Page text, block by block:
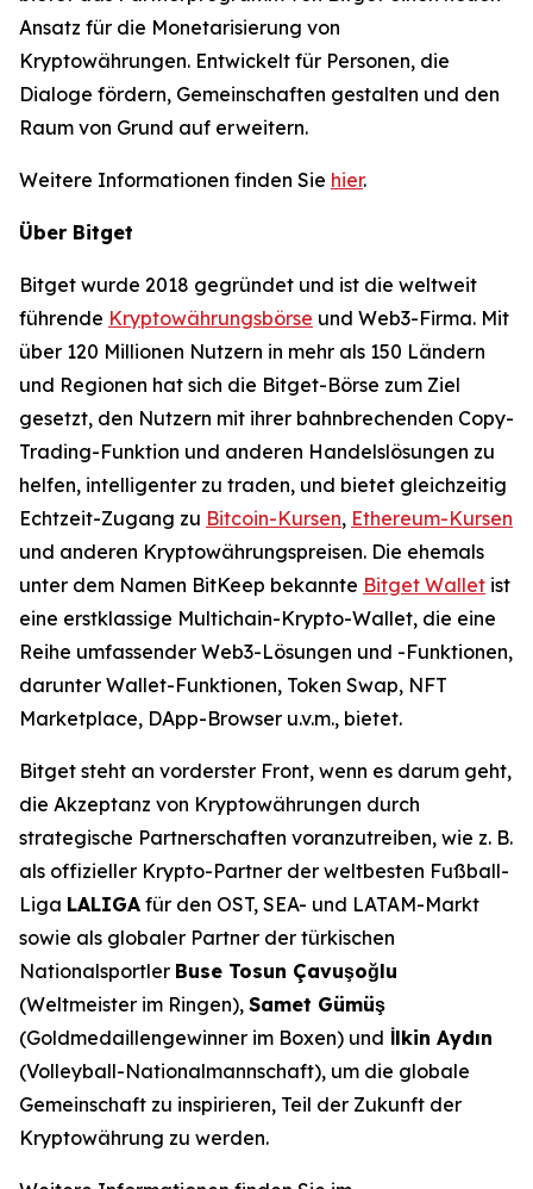
Ansatz für die Monetarisierung von
Kryptowährungen. Entwickelt für Personen, die
Dialoge fördern, Gemeinschaften gestalten und den
Raum von Grund auf erweitern.
Weitere Informationen finden Sie hier.
Über Bitget
Bitget wurde 2018 gegründet und ist die weltweit
führende Kryptowährungsbörse und Web3-Firma. Mit
über 120 Millionen Nutzern in mehr als 150 Ländern
und Regionen hat sich die Bitget-Börse zum Ziel
gesetzt, den Nutzern mit ihrer bahnbrechenden Copy-
Trading-Funktion und anderen Handelslösungen zu
helfen, intelligenter zu traden, und bietet gleichzeitig
Echtzeit-Zugang zu Bitcoin-Kursen, Ethereum-Kursen
und anderen Kryptowährungspreisen. Die ehemals
unter dem Namen BitKeep bekannte Bitget Wallet ist
eine erstklassige Multichain-Krypto-Wallet, die eine
Reihe umfassender Web3-Lösungen und -Funktionen,
darunter Wallet-Funktionen, Token Swap, NFT
Marketplace, DApp-Browser u.v.m., bietet.
Bitget steht an vorderster Front, wenn es darum geht,
die Akzeptanz von Kryptowährungen durch
strategische Partnerschaften voranzutreiben, wie z. B.
als offizieller Krypto-Partner der weltbesten Fußball-
Liga LALIGA für den OST, SEA- und LATAM-Markt
sowie als globaler Partner der türkischen
Nationalsportler Buse Tosun Çavuşoğlu
(Weltmeister im Ringen), Samet Gümüş
(Goldmedaillengewinner im Boxen) und İlkin Aydın
(Volleyball-Nationalmannschaft), um die globale
Gemeinschaft zu inspirieren, Teil der Zukunft der
Kryptowährung zu werden.